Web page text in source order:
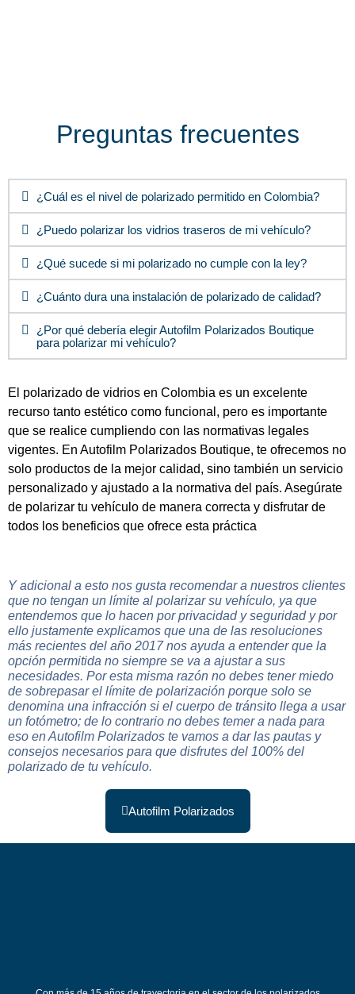
Preguntas frecuentes
¿Cuál es el nivel de polarizado permitido en Colombia?
¿Puedo polarizar los vidrios traseros de mi vehículo?
¿Qué sucede si mi polarizado no cumple con la ley?
¿Cuánto dura una instalación de polarizado de calidad?
¿Por qué debería elegir Autofilm Polarizados Boutique
para polarizar mi vehículo?
El polarizado de vidrios en Colombia es un excelente
recurso tanto estético como funcional, pero es importante
que se realice cumpliendo con las normativas legales
vigentes. En Autofilm Polarizados Boutique, te ofrecemos no
solo productos de la mejor calidad, sino también un servicio
personalizado y ajustado a la normativa del país. Asegúrate
de polarizar tu vehículo de manera correcta y disfrutar de
todos los beneficios que ofrece esta práctica
Y adicional a esto nos gusta recomendar a nuestros clientes
que no tengan un límite al polarizar su vehículo, ya que
entendemos que lo hacen por privacidad y seguridad y por
ello justamente explicamos que una de las resoluciones
más recientes del año 2017 nos ayuda a entender que la
opción permitida no siempre se va a ajustar a sus
necesidades. Por esta misma razón no debes tener miedo
de sobrepasar el límite de polarización porque solo se
denomina una infracción si el cuerpo de tránsito llega a usar
un fotómetro; de lo contrario no debes temer a nada para
eso en Autofilm Polarizados te vamos a dar las pautas y
consejos necesarios para que disfrutes del 100% del
polarizado de tu vehículo.
Autofilm Polarizados